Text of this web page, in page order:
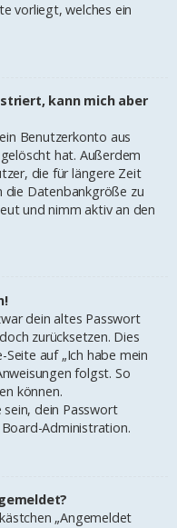
vorliegt, welches ein
kann mich aber
Benutzerkonto aus
hat. Außerdem
die für längere Zeit
die Datenbankgröße zu
und nimm aktiv an den
dein altes Passwort
zurücksetzen. Dies
auf „Ich habe mein
folgst. So
können.
dein Passwort
Administration.
„Angemeldet